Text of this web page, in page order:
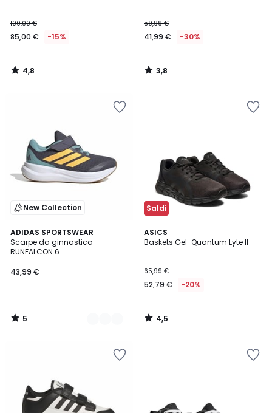
100,00 €
85,00 € -15%
4,8
/
59,99 €
41,99 € -30%
3,8
/
New Collection
ADIDAS SPORTSWEAR
Scarpe da ginnastica
RUNFALCON 6
43,99 €
5
/
5
2
Colori
5
/
Saldi
ASICS
Baskets Gel-Quantum Lyte II
65,99 €
52,79 € -20%
4,5
/ 5
4,5
/